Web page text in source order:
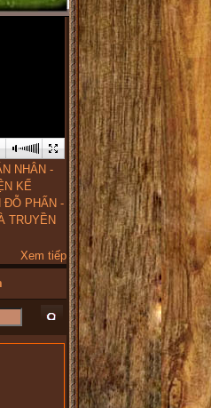
NHÂN -
KẾ
ĐỖ PHẤN -
TRUYỀN
Xem tiếp